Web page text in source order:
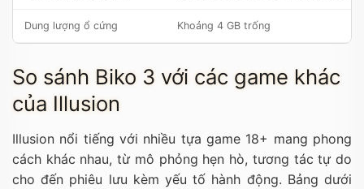
Dung lượng ổ cứng Khoảng 4 GB trống
So sánh Biko 3 với các game khác
của Illusion
Illusion nổi tiếng với nhiều tựa game 18+ mang phong
cách khác nhau, từ mô phỏng hẹn hò, tương tác tự do
cho đến phiêu lưu kèm yếu tố hành động. Bảng dưới